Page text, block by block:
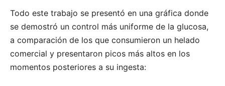
Todo este trabajo se presentó en una gráfica donde
se demostró un control más uniforme de la glucosa,
a comparación de los que consumieron un helado
comercial y presentaron picos más altos en los
momentos posteriores a su ingesta: